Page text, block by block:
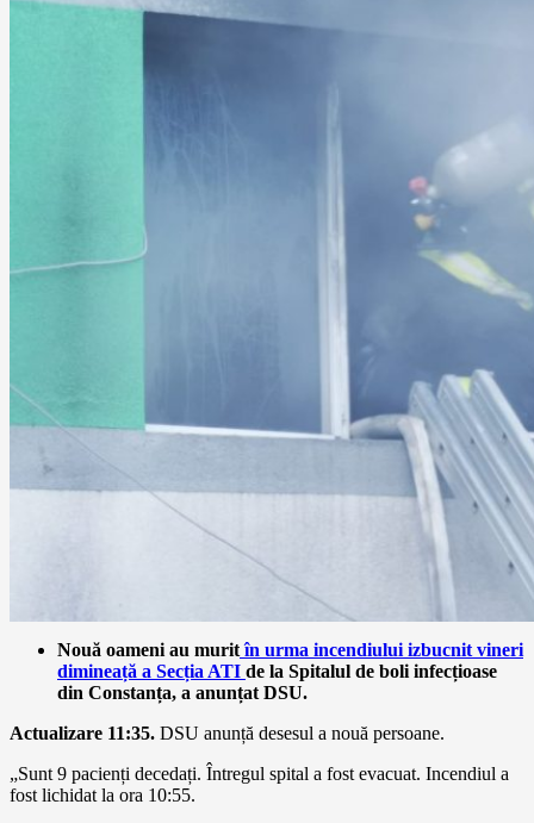
Nouă oameni au muritîn urma incendiului izbucnit vineri
dimineață a Secția ATI de la Spitalul de boli infecțioase
din Constanța, a anunțat DSU.
Actualizare 11:35. DSU anunță desesul a nouă persoane.
„Sunt 9 pacienți decedați. Întregul spital a fost evacuat. Incendiul a
fost lichidat la ora 10:55.